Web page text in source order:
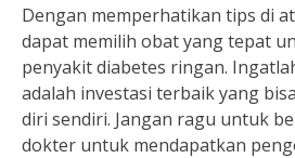
Dengan memperhatikan tips di
dapat memilih obat yang tepat
penyakit diabetes ringan.
adalah investasi terbaik yang
diri sendiri. Jangan ragu untuk
dokter untuk mendapatkan